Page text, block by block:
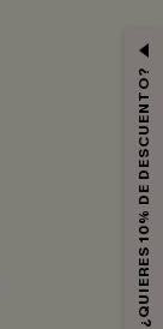
¿QUIERES 10% DE DESCUENTO?